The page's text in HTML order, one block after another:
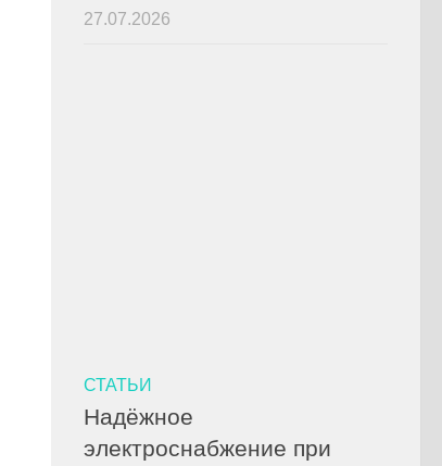
27.07.2026
СТАТЬИ
Надёжное
электроснабжение при